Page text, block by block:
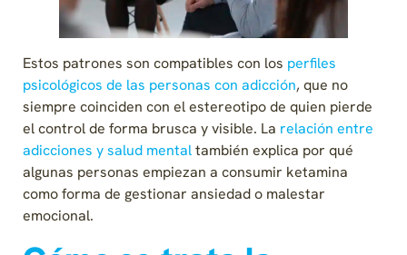
Estos patrones son compatibles con los perfiles
psicológicos de las personas con adicción, que no
siempre coinciden con el estereotipo de quien pierde
el control de forma brusca y visible. La relación entre
adicciones y salud mentaltambién explica por qué
algunas personas empiezan a consumir ketamina
como forma de gestionar ansiedad o malestar
emocional.